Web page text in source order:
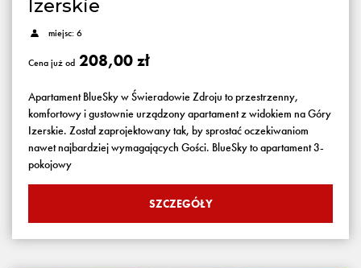
Izerskie
miejsc: 6
Cena już od 208,00 zł
Apartament BlueSky w Świeradowie Zdroju to przestrzenny,
komfortowy i gustownie urządzony apartament z widokiem na Góry
Izerskie. Został zaprojektowany tak, by sprostać oczekiwaniom
nawet najbardziej wymagających Gości. BlueSky to apartament 3-
pokojowy
SZCZEGÓŁY